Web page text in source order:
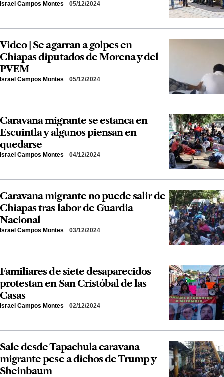
Israel Campos Montes 05/12/2024
Video | Se agarran a golpes en
Chiapas diputados de Morena y del
PVEM
Israel Campos Montes 05/12/2024
Caravana migrante se estanca en
Escuintla y algunos piensan en
quedarse
Israel Campos Montes 04/12/2024
Caravana migrante no puede salir de
Chiapas tras labor de Guardia
Nacional
Israel Campos Montes 03/12/2024
Familiares de siete desaparecidos
protestan en San Cristóbal de las
Casas
Israel Campos Montes 02/12/2024
Sale desde Tapachula caravana
migrante pese a dichos de Trump y
Sheinbaum